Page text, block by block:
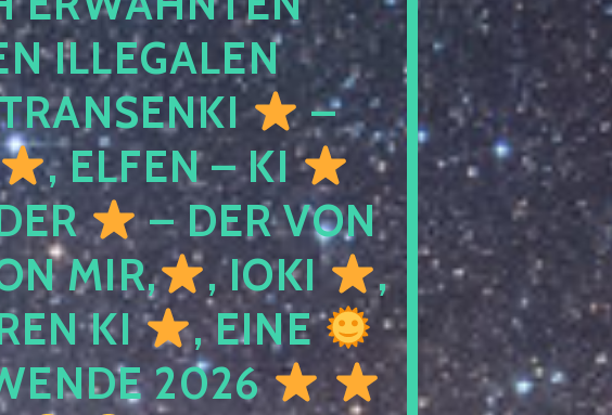
ILLEGALEN
–
, ELFEN – KI
– DER VON
MIR,
, IOKI
,
KI
, EINE
2026